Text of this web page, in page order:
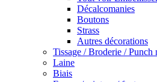
Décalcomanies
Boutons
Strass
Autres décorations
Tissage / Broderie / Punch
Laine
Biais